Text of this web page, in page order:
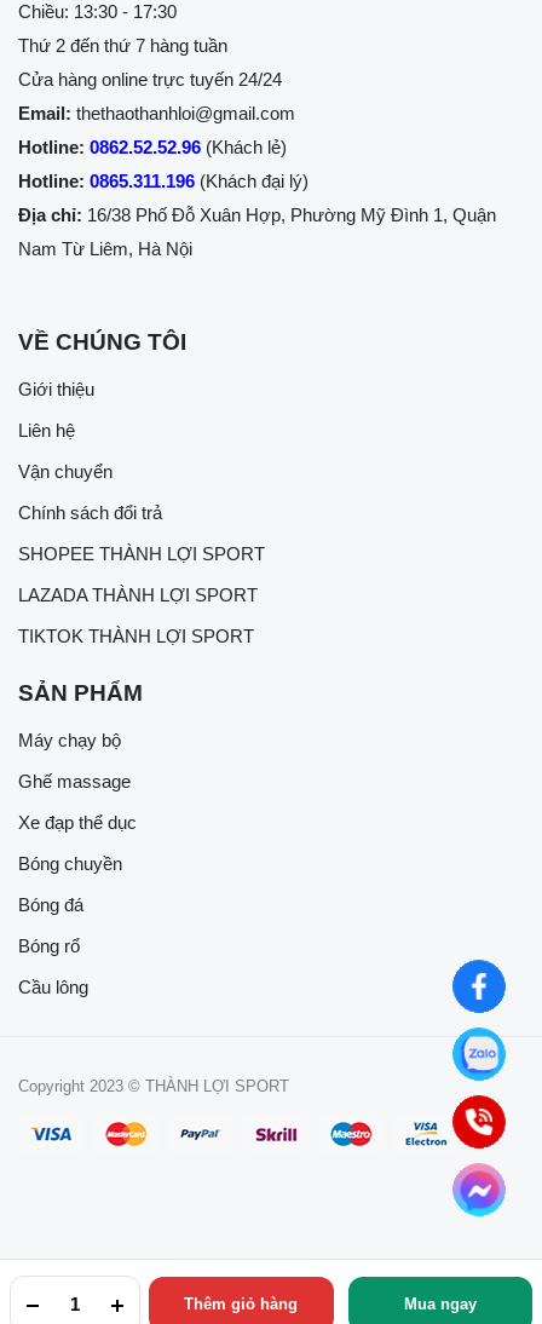
Thêm giỏ hàng Mua ngay
Chiều: 13:30 - 17:30
Thứ 2 đến thứ 7 hàng tuần
Cửa hàng online trực tuyến 24/24
Email: thethaothanhloi@gmail.com
Hotline: 0862.52.52.96 (Khách lẻ)
Hotline: 0865.311.196 (Khách đại lý)
Địa chỉ: 16/38 Phố Đỗ Xuân Hợp, Phường Mỹ Đình 1, Quận
Nam Từ Liêm, Hà Nội
VỀ CHÚNG TÔI
Giới thiệu
Liên hệ
Vận chuyển
Chính sách đổi trả
SHOPEE THÀNH LỢI SPORT
LAZADA THÀNH LỢI SPORT
TIKTOK THÀNH LỢI SPORT
SẢN PHẨM
Máy chạy bộ
Ghế massage
Xe đạp thể dục
Bóng chuyền
Bóng đá
Bóng rổ
Cầu lông
Copyright 2023 © THÀNH LỢI SPORT